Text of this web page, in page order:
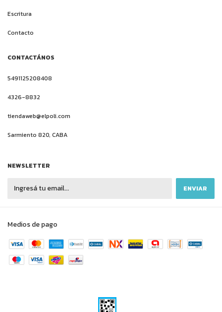
Escritura
Contacto
CONTACTÁNOS
5491125208408
4326-8832
tiendaweb@elpoli.com
Sarmiento 820, CABA
NEWSLETTER
Medios de pago